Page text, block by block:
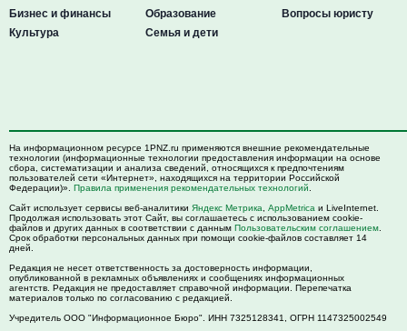
Бизнес и финансы
Культура
Образование
Семья и дети
Вопросы юристу
На информационном ресурсе 1PNZ.ru применяются внешние рекомендательные
технологии (информационные технологии предоставления информации на основе
сбора, систематизации и анализа сведений, относящихся к предпочтениям
пользователей сети «Интернет», находящихся на территории Российской
Федерации)». Правила применения рекомендательных технологий
Сайт использует сервисы веб-аналитики Яндекс Метрика AppMetrica и LiveInternet.
Продолжая использовать этот Сайт, вы соглашаетесь с использованием cookie-
файлов и других данных в соответствии с данным Пользовательским соглашением
Срок обработки персональных данных при помощи cookie-файлов составляет 14
дней.
Редакция не несет ответственность за достоверность информации,
опубликованной в рекламных объявлениях и сообщениях информационных
агентств. Редакция не предоставляет справочной информации. Перепечатка
материалов только по согласованию с редакцией.
Учредитель ООО "Информационное Бюро". ИНН 7325128341, ОГРН 1147325002549